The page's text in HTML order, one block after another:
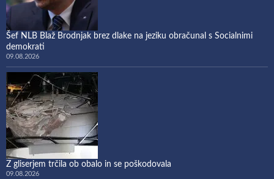
Šef NLB Blaž Brodnjak brez dlake na jeziku obračunal s Socialnimi
demokrati
09.08.2026
Z gliserjem trčila ob obalo in se poškodovala
09.08.2026